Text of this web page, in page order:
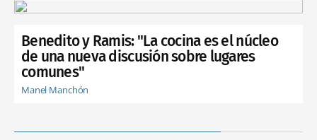
Benedito y Ramis: "La cocina es el núcleo
de una nueva discusión sobre lugares
comunes"
Manel Manchón